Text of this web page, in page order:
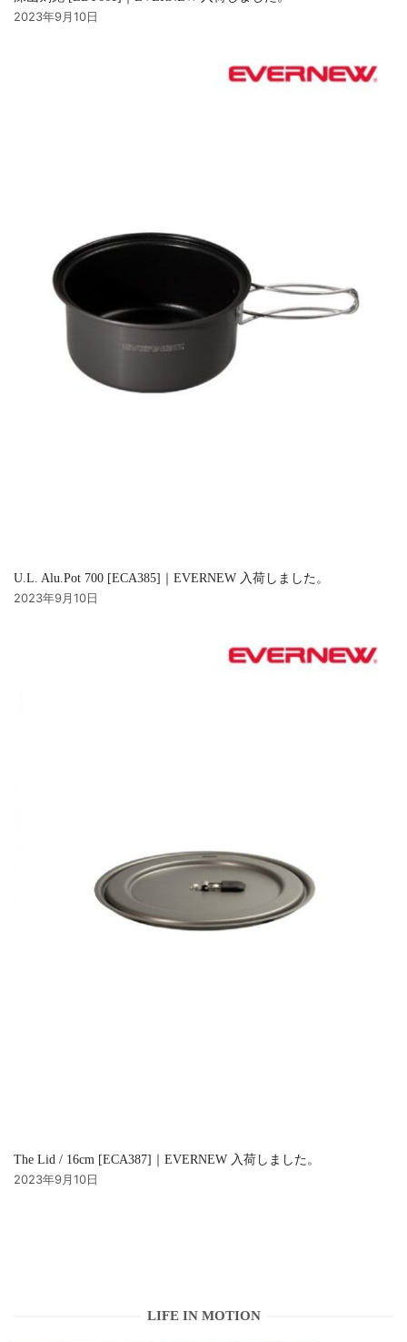
2023年9月10日
U.L. Alu.Pot 700 [ECA385]｜EVERNEW 入荷しました。
2023年9月10日
The Lid / 16cm [ECA387]｜EVERNEW 入荷しました。
2023年9月10日
LIFE IN MOTION